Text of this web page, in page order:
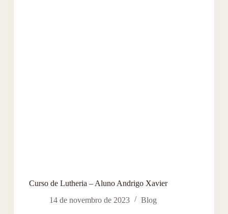
Curso de Lutheria – Aluno Andrigo Xavier
14 de novembro de 2023
Blog